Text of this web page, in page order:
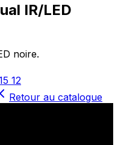
IR/LED
noire.
12
Retour au catalogue